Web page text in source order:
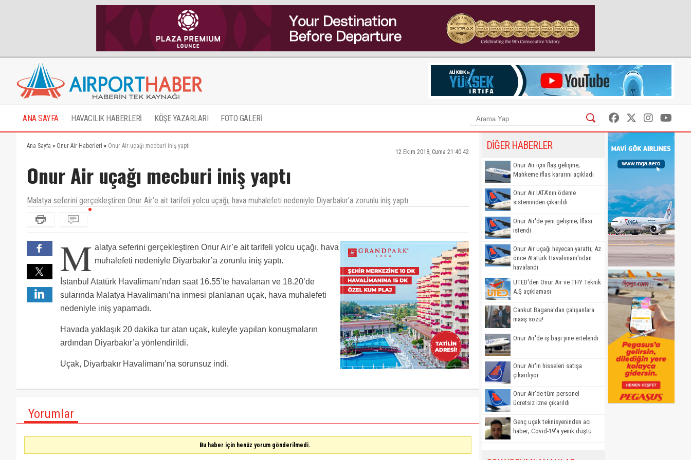
ANA SAYFA HAVACILIK HABERLERİ KÖŞE YAZARLARI FOTO GALERİ
Ana Sayfa » Onur Air Haberleri » Onur Air uçağı mecburi iniş yaptı
12 Ekim 2018, Cuma 21:40:42
Onur Air uçağı mecburi iniş yaptı
Malatya seferini gerçekleştiren Onur Air’e ait tarifeli yolcu uçağı, hava muhalefeti nedeniyle Diyarbakır’a zorunlu iniş yaptı.
M alatya seferini gerçekleştiren Onur Air’e ait tarifeli yolcu uçağı, hava
muhalefeti nedeniyle Diyarbakır’a zorunlu iniş yaptı.
İstanbul Atatürk Havalimanı’ndan saat 16.55’te havalanan ve 18.20’de
sularında Malatya Havalimanı’na inmesi planlanan uçak, hava muhalefeti
nedeniyle iniş yapamadı.
Havada yaklaşık 20 dakika tur atan uçak, kuleyle yapılan konuşmaların
ardından Diyarbakır’a yönlendirildi.
Uçak, Diyarbakır Havalimanı’na sorunsuz indi.
Yorumlar
Bu haber için henüz yorum gönderilmedi.
DİĞER HABERLER
Onur Air için flaş gelişme;
Mahkeme iflas kararını açıkladı
Onur Air IATA'nın ödeme
sisteminden çıkarıldı
Onur Air'de yeni gelişme; İflası
istendi
Onur Air uçağı heyecan yarattı; Az
önce Atatürk Havalimanı'ndan
havalandı
UTED'den Onur Air ve THY Teknik
A.Ş açıklaması
Cankut Bagana'dan çalışanlara
maaş sözü!
Onur Air'de iş başı yine ertelendi
Onur Air'in hisseleri satışa
çıkarılıyor
Onur Air'de tüm personel
ücretsiz izne çıkarıldı
Genç uçak teknisyeninden acı
haber; Covid-19'a yenik düştü